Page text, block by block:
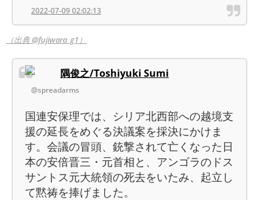
2022-07-09 02:02:13
（出典 @fujiwara_g1）
隅俊之/Toshiyuki Sumi
@spreadarms
国連安保理では、シリア北西部への越境支
援の延長をめぐる決議案を採決にかけま
す。会議の冒頭、銃撃されて亡くなった日
本の安倍晋三・元首相と、アンゴラのドス
サントス元大統領の死去をいたみ、起立し
て黙祷を捧げました。